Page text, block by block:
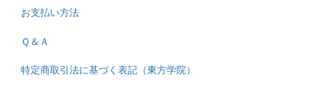
お支払い方法
Ｑ＆Ａ
特定商取引法に基づく表記（東方学院）